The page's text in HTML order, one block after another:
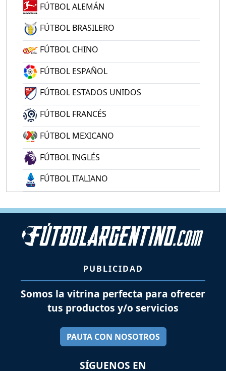
FÚTBOL ALEMÁN
FÚTBOL BRASILERO
FÚTBOL CHINO
FÚTBOL ESPAÑOL
FÚTBOL ESTADOS UNIDOS
FÚTBOL FRANCÉS
FÚTBOL MEXICANO
FÚTBOL INGLÉS
FÚTBOL ITALIANO
PUBLICIDAD
Somos la vitrina perfecta para ofrecer
tus productos y/o servicios
PAUTA CON NOSOTROS
SÍGUENOS EN